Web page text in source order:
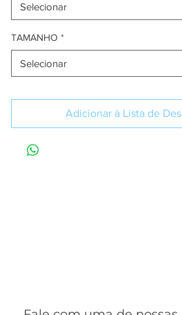
Selecionar
TAMANHO *
Selecionar
Adicionar à Lista de